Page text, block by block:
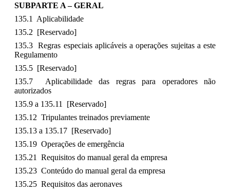
SUBPARTE A – GERAL
135.1 Aplicabilidade
135.2 [Reservado]
135.3 Regras especiais aplicáveis a operações sujeitas a este
Regulamento
135.5 [Reservado]
135.7 Aplicabilidade das regras para operadores não
autorizados
135.9 a 135.11 [Reservado]
135.12 Tripulantes treinados previamente
135.13 a 135.17 [Reservado]
135.19 Operações de emergência
135.21 Requisitos do manual geral da empresa
135.23 Conteúdo do manual geral da empresa
135.25 Requisitos das aeronaves